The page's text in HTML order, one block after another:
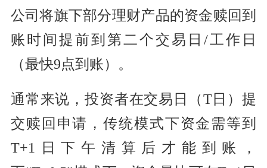
公司将旗下部分理财产品的资金赎回到
账时间提前到第二个交易日/工作日
（最快9点到账）。
通常来说，投资者在交易日（T日）提
交赎回申请，传统模式下资金需等到
T+1日下午清算后才能到账，